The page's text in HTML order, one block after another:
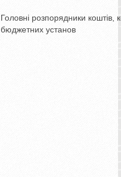
Головні розпорядники коштів,
бюджетних установ